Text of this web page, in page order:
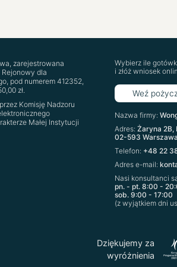
zarejestrowana
dla
pod numerem 41‍23‍52,
zł.
Komisję Nadzoru
Małej Instytucji
Wybierz ile
i złóż wniosek
Weź
Nazwa firmy:
Adres: Żaryna 2B,
02-593 Warszawa
Telefon: +48 22
Adres e-mail:
Nasi konsultanci
pn. - pt. 8:00 -
sob. 9:00 - 17:00
(z wyjątkiem dni
Dziękujemy za
wyróżnienia